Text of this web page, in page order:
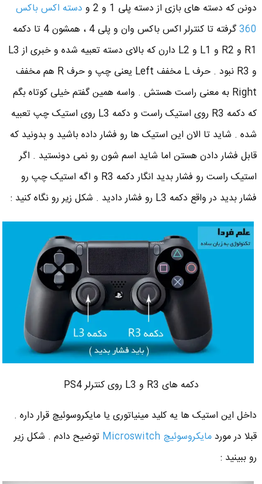
دونن که دسته های بازی از دسته پلی 1 و 2 و
دسته اکس باکس
360
گرفته تا کنترلر اکس باکس وان و پلی 4 ، همشون 4 تا دکمه
R1 و R2 و L1 و L2 دارن که بالای دسته تعبیه شده و خبری از L3
و R3 نبود . حرف L مخفف Left یعنی چپ و حرف R هم مخفف
Right به معنی راست هستش . واسه همین گفتم خیلی کوتاه بگم
که دکمه R3 روی استیک راست و دکمه L3 روی استیک چپ تعبیه
شده . شاید تا الان این استیک ها رو فشار داده باشید و بدونید که
قابل فشار دادن هستن اما شاید اسم شون رو نمی دونستید . اگر
استیک راست رو فشار بدید انگار دکمه R3 و اگه استیک چپ رو
فشار بدید در واقع دکمه L3 رو فشار دادید . شکل زیر رو نگاه کنید :
دکمه های R3 و L3 روی کنترلر PS4
داخل این استیک ها یه کلید مینیاتوری یا مایکروسوئیچ قرار داره .
قبلا در موردمایکروسوئیچ Microswitch
توضیح دادم . شکل زیر
رو ببینید :